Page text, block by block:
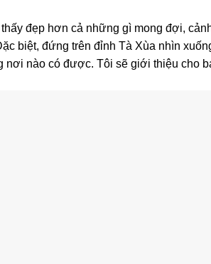
đẹp hơn cả những gì mong đợi,
biệt, đứng trên đỉnh Tà Xùa nhìn
nơi nào có được. Tôi sẽ giới thiệu cho